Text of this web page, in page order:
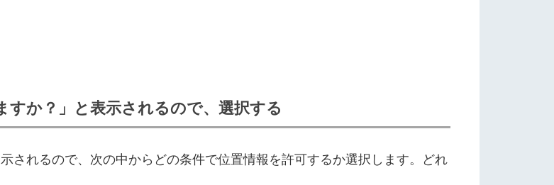
すか？」と表示されるので、選択する
されるので、次の中からどの条件で位置情報を許可するか選択します。どれ